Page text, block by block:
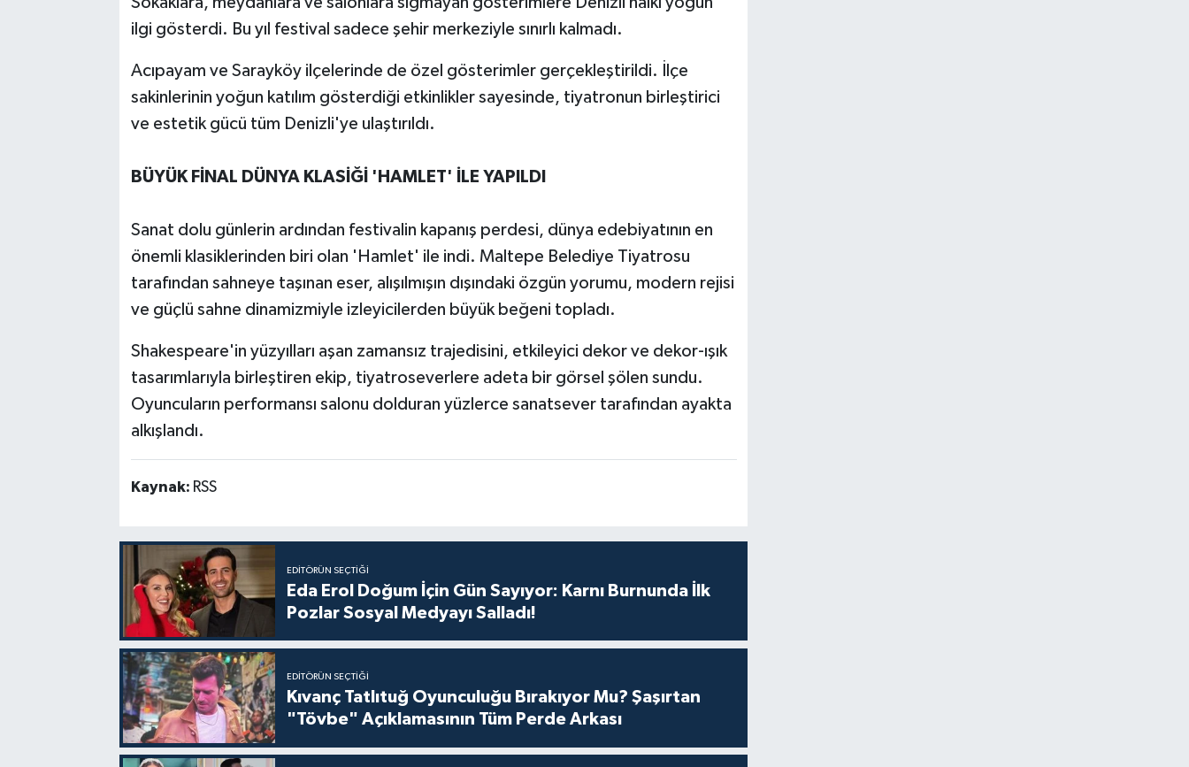
ilgi gösterdi. Bu yıl festival sadece şehir merkeziyle sınırlı kalmadı.
Acıpayam ve Sarayköy ilçelerinde de özel gösterimler gerçekleştirildi. İlçe
sakinlerinin yoğun katılım gösterdiği etkinlikler sayesinde, tiyatronun birleştirici
ve estetik gücü tüm Denizli'ye ulaştırıldı.
BÜYÜK FİNAL DÜNYA KLASİĞİ 'HAMLET' İLE YAPILDI
Sanat dolu günlerin ardından festivalin kapanış perdesi, dünya edebiyatının en
önemli klasiklerinden biri olan 'Hamlet' ile indi. Maltepe Belediye Tiyatrosu
tarafından sahneye taşınan eser, alışılmışın dışındaki özgün yorumu, modern rejisi
ve güçlü sahne dinamizmiyle izleyicilerden büyük beğeni topladı.
Shakespeare'in yüzyılları aşan zamansız trajedisini, etkileyici dekor ve dekor-ışık
tasarımlarıyla birleştiren ekip, tiyatroseverlere adeta bir görsel şölen sundu.
Oyuncuların performansı salonu dolduran yüzlerce sanatsever tarafından ayakta
alkışlandı.
Kaynak: RSS
EDITÖRÜN SEÇTIĞI
Eda Erol Doğum İçin Gün Sayıyor: Karnı Burnunda İlk
Pozlar Sosyal Medyayı Salladı!
EDITÖRÜN SEÇTIĞI
Kıvanç Tatlıtuğ Oyunculuğu Bırakıyor Mu? Şaşırtan
"Tövbe" Açıklamasının Tüm Perde Arkası